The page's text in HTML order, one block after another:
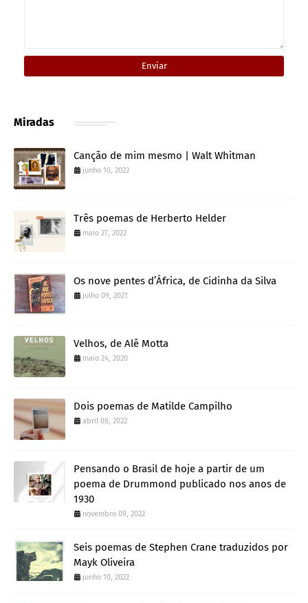
Miradas
Canção de mim mesmo | Walt Whitman
junho 10, 2022
Três poemas de Herberto Helder
maio 27, 2022
Os nove pentes d’África, de Cidinha da Silva
julho 09, 2021
Velhos, de Alê Motta
maio 24, 2020
Dois poemas de Matilde Campilho
abril 08, 2022
Pensando o Brasil de hoje a partir de um
poema de Drummond publicado nos anos de
1930
novembro 09, 2022
Seis poemas de Stephen Crane traduzidos por
Mayk Oliveira
junho 10, 2022